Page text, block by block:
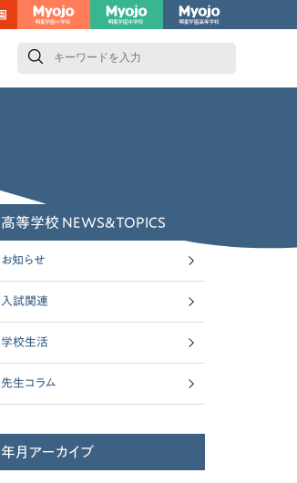
高等学校 NEWS&TOPICS
お知らせ
入試関連
学校生活
先生コラム
年月アーカイブ